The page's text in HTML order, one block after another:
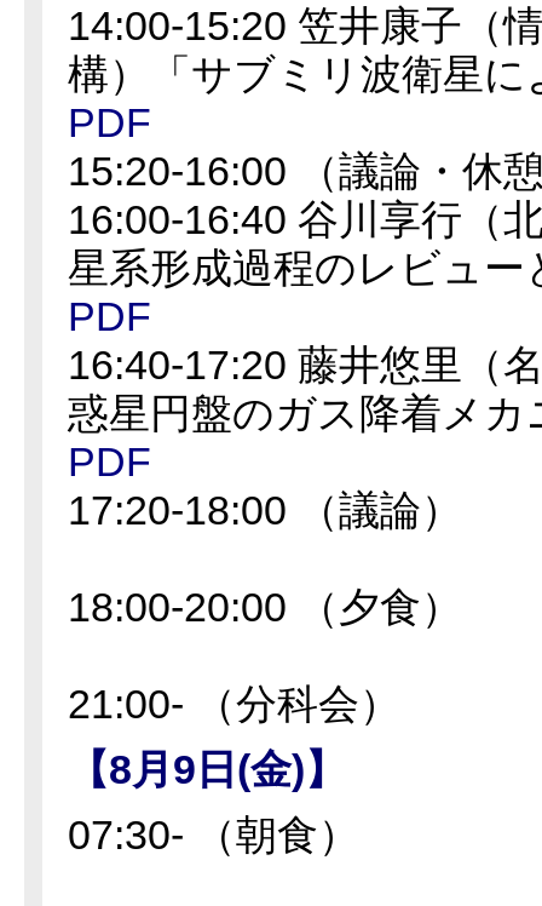
14:00-15:20 笠井康子（
構）「サブミリ波衛星に
PDF
15:20-16:00 （議論・休
16:00-16:40 谷川享行（
星系形成過程のレビュー
PDF
16:40-17:20 藤井悠里（
惑星円盤のガス降着メ
PDF
17:20-18:00 （議論）
18:00-20:00 （夕食）
21:00- （分科会）
【8月9日(金)】
07:30- （朝食）